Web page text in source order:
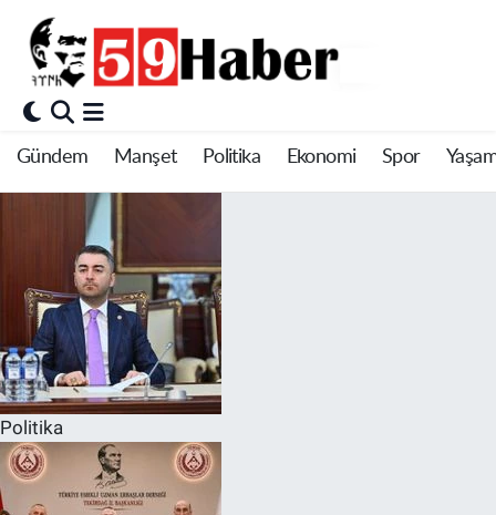
Gündem Manşet Politika Ekonomi Spor
Politika